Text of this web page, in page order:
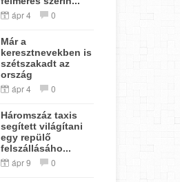
ápr 4 0
Már a
keresztnevekben is
szétszakadt az
ország
ápr 4 0
Háromszáz taxis
segített világítani
egy repülő
felszállásáho...
ápr 9 0